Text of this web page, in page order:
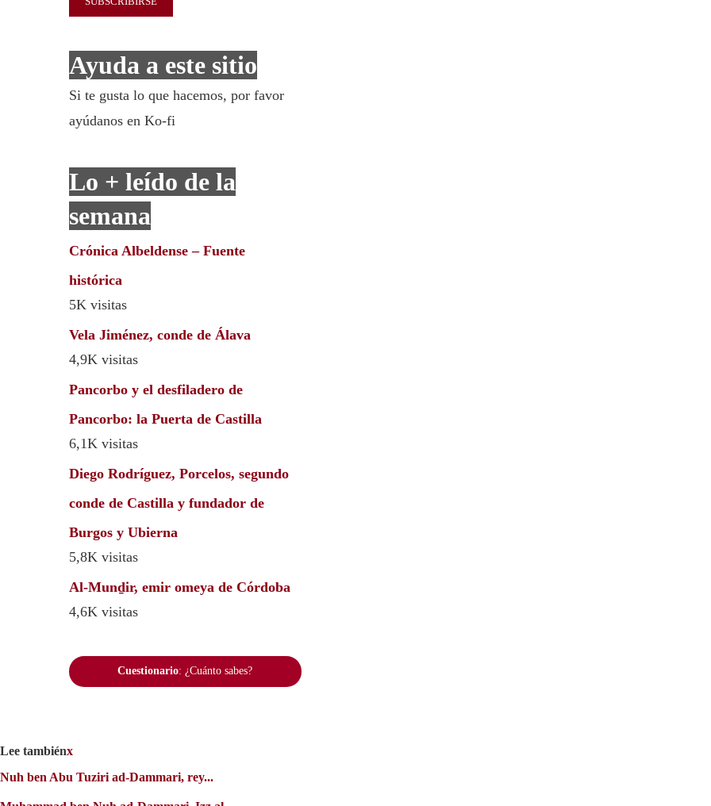
Ayuda a este sitio
Si te gusta lo que hacemos, por favor
ayúdanos en Ko-fi
Lo + leído de la
semana
Crónica Albeldense – Fuente
histórica
5K visitas
Vela Jiménez, conde de Álava
4,9K visitas
Pancorbo y el desfiladero de
Pancorbo: la Puerta de Castilla
6,1K visitas
Diego Rodríguez, Porcelos, segundo
conde de Castilla y fundador de
Burgos y Ubierna
5,8K visitas
Al-Munḏir, emir omeya de Córdoba
4,6K visitas
Cuestionario: ¿Cuánto sabes?
Lee tambiénx
Nuh ben Abu Tuziri ad-Dammari, rey...